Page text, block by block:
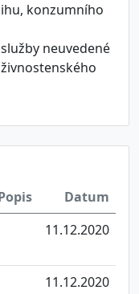
konzumního
neuvedené
Datum
11.12.2020
11.12.2020